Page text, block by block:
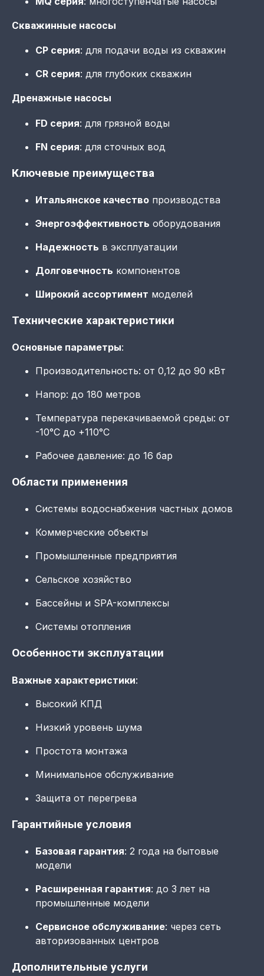
Скважинные насосы
CP серия: для подачи воды из скважин
CR серия: для глубоких скважин
Дренажные насосы
FD серия: для грязной воды
FN серия: для сточных вод
Ключевые преимущества
Итальянское качество производства
Энергоэффективность оборудования
Надежность в эксплуатации
Долговечность компонентов
Широкий ассортимент моделей
Технические характеристики
Основные параметры:
Производительность: от 0,12 до 90 кВт
Напор: до 180 метров
Температура перекачиваемой среды: от
-10°C до +110°C
Рабочее давление: до 16 бар
Области применения
Системы водоснабжения частных домов
Коммерческие объекты
Промышленные предприятия
Сельское хозяйство
Бассейны и SPA-комплексы
Системы отопления
Особенности эксплуатации
Важные характеристики:
Высокий КПД
Низкий уровень шума
Простота монтажа
Минимальное обслуживание
Защита от перегрева
Гарантийные условия
Базовая гарантия: 2 года на бытовые
модели
Расширенная гарантия: до 3 лет на
промышленные модели
Сервисное обслуживание: через сеть
авторизованных центров
Дополнительные услуги